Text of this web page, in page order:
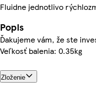
Fluidne jednotlivo
Popis
Ďakujeme vám, že ste
Veľkosť balenia: 0.35kg
Zloženie